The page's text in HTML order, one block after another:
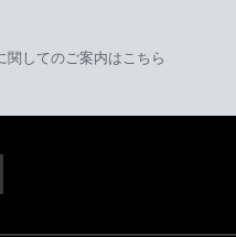
関してのご案内はこちら